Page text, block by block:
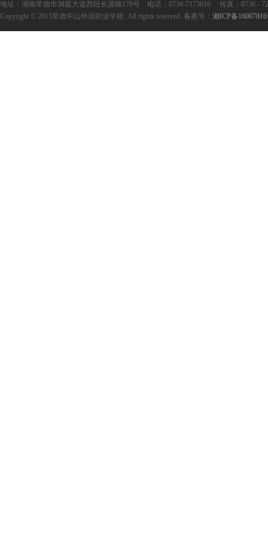
地址：湖南常德市洞庭大道西段长源路179号 电话：0736-7173616 传真：0736 -
Copyright © 2015常德中山外语职业学校. All rights reserved. 备案号： 湘ICP备